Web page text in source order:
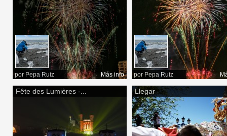
por Pepa Ruiz Más info por Pepa Ruiz
Fête des Lumières -... Llegar